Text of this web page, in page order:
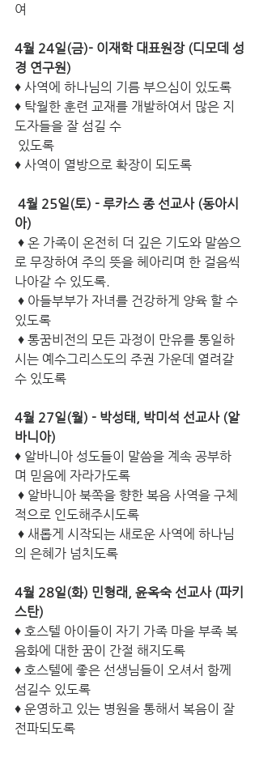
여
4월 24일(금)- 이재학 대표원장 (디모데 성
경 연구원)
♦ 사역에 하나님의 기름 부으심이 있도록
♦ 탁월한 훈련 교재를 개발하여서 많은 지
도자들을 잘 섬길 수
있도록
♦ 사역이 열방으로 확장이 되도록
4월 25일(토) - 루카스 종 선교사 (동아시
아)
로 무장하여 주의 뜻을 헤아리며 한 걸음씩
나아갈 수 있도록.
있도록
시는 예수그리스도의 주권 가운데 열려갈
수 있도록
4월 27일(월) - 박성태, 박미석 선교사 (알
바니아)
♦ 알바니아 성도들이 말씀을 계속 공부하
며 믿음에 자라가도록
적으로 인도해주시도록
의 은혜가 넘치도록
4월 28일(화) 민형래, 윤옥숙 선교사 (파키
스탄)
♦ 호스텔 아이들이 자기 가족 마을 부족 복
음화에 대한 꿈이 간절 해지도록
♦ 호스텔에 좋은 선생님들이 오셔서 함께
섬길수 있도록
♦ 운영하고 있는 병원을 통해서 복음이 잘
전파되도록